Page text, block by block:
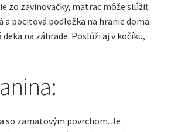
zo zavinovačky, matrac môže slúžiť
a pocitová podložka na hranie doma
na záhrade. Poslúži aj v kočíku,
so zamatovým povrchom. Je